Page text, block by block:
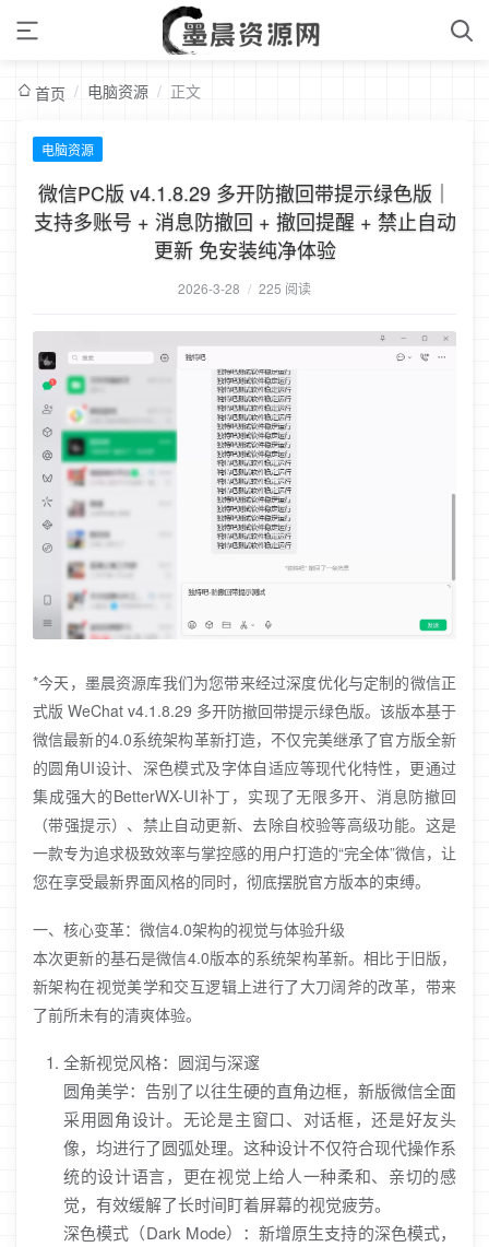
首页 / 电脑资源 / 正文
电脑资源
微信PC版 v4.1.8.29 多开防撤回带提示绿色版｜
支持多账号 + 消息防撤回 + 撤回提醒 + 禁止自动
更新 免安装纯净体验
2026-3-28 / 225 阅读
*今天，墨晨资源库我们为您带来经过深度优化与定制的微信正
式版 WeChat v4.1.8.29 多开防撤回带提示绿色版。该版本基于
微信最新的4.0系统架构革新打造，不仅完美继承了官方版全新
的圆角UI设计、深色模式及字体自适应等现代化特性，更通过
集成强大的BetterWX-UI补丁，实现了无限多开、消息防撤回
（带强提示）、禁止自动更新、去除自校验等高级功能。这是
一款专为追求极致效率与掌控感的用户打造的“完全体”微信，让
您在享受最新界面风格的同时，彻底摆脱官方版本的束缚。
一、核心变革：微信4.0架构的视觉与体验升级
本次更新的基石是微信4.0版本的系统架构革新。相比于旧版，
新架构在视觉美学和交互逻辑上进行了大刀阔斧的改革，带来
了前所未有的清爽体验。
全新视觉风格：圆润与深邃
圆角美学：告别了以往生硬的直角边框，新版微信全面
采用圆角设计。无论是主窗口、对话框，还是好友头
像，均进行了圆弧处理。这种设计不仅符合现代操作系
统的设计语言，更在视觉上给人一种柔和、亲切的感
觉，有效缓解了长时间盯着屏幕的视觉疲劳。
深色模式（Dark Mode）：新增原生支持的深色模式，